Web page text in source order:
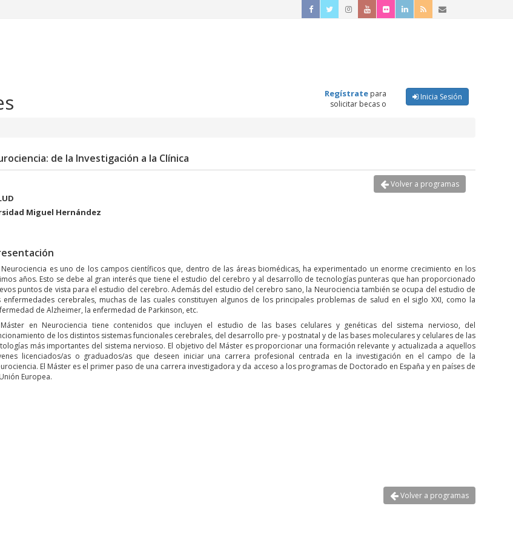
Regístrate para
solicitar becas o
Inicia Sesión
de la Investigación a la Clínica
Miguel Hernández
Volver a programas
Neurociencia es uno de los campos científicos que, dentro de las áreas biomédicas, ha experimentado un enorme crecimiento en los
años. Esto se debe al gran interés que tiene el estudio del cerebro y al desarrollo de tecnologías punteras que han proporcionado
puntos de vista para el estudio del cerebro. Además del estudio del cerebro sano, la Neurociencia también se ocupa del estudio de
enfermedades cerebrales, muchas de las cuales constituyen algunos de los principales problemas de salud en el siglo XXI, como la
de Alzheimer, la enfermedad de Parkinson, etc.
en Neurociencia tiene contenidos que incluyen el estudio de las bases celulares y genéticas del sistema nervioso, del
de los distintos sistemas funcionales cerebrales, del desarrollo pre- y postnatal y de las bases moleculares y celulares de las
más importantes del sistema nervioso. El objetivo del Máster es proporcionar una formación relevante y actualizada a aquellos
licenciados/as o graduados/as que deseen iniciar una carrera profesional centrada en la investigación en el campo de la
El Máster es el primer paso de una carrera investigadora y da acceso a los programas de Doctorado en España y en países de
Europea.
Volver a programas